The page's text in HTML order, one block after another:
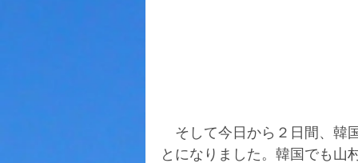
そして今日から２日間、韓
とになりました。韓国でも山